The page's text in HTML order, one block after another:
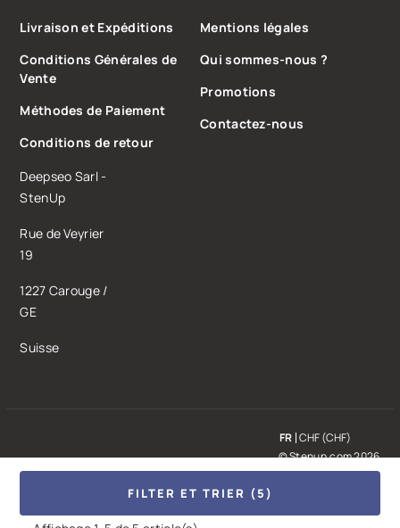
FILTER ET TRIER (5)
Livraison et Expéditions
Conditions Générales de
Vente
Méthodes de Paiement
Conditions de retour
Mentions légales
Qui sommes-nous ?
Promotions
Contactez-nous
Deepseo Sarl -
StenUp
Rue de Veyrier
19
1227 Carouge /
GE
Suisse
FR CHF (CHF)
© Stenup.com 2026